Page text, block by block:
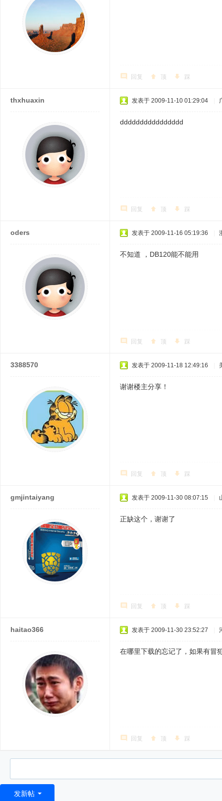
回复 顶 踩
thxhuaxin 发表于 2009-11-10 01:29:04
dddddddddddddddd
回复 顶 踩
oders 发表于 2009-11-16 05:19:36
不知道 ，DB120能不能用
回复 顶 踩
3388570 发表于 2009-11-18 12:49:16
谢谢楼主分享！
回复 顶 踩
gmjintaiyang 发表于 2009-11-30 08:07:15
正缺这个，谢谢了
回复 顶 踩
haitao366 发表于 2009-11-30 23:52:27
在哪里下载的忘记了，如果有冒
回复 顶 踩
发新帖